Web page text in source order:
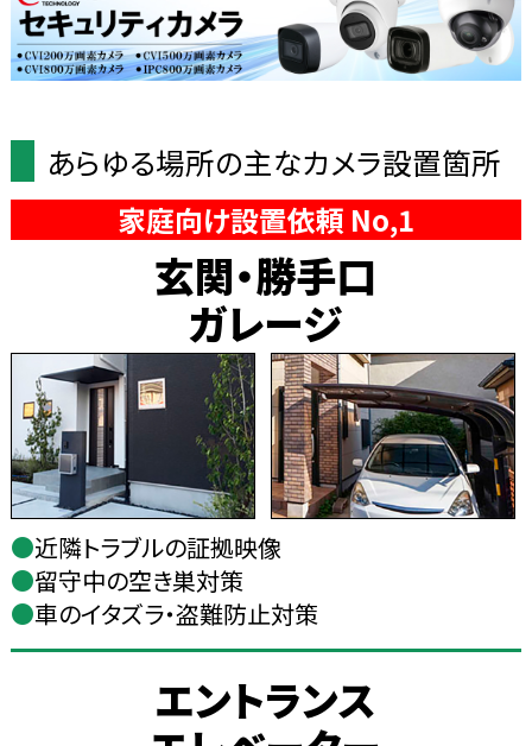
あらゆる場所の主なカメラ設置箇所
家庭向け設置依頼 No,1
玄関・勝手口
ガレージ
●近隣トラブルの証拠映像
●留守中の空き巣対策
●車のイタズラ・盗難防止対策
エントランス